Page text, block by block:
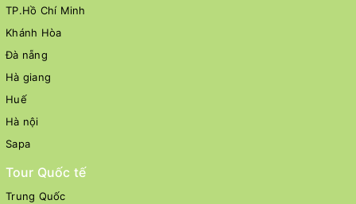
TP.Hồ Chí Minh
Khánh Hòa
Đà nẵng
Hà giang
Huế
Hà nội
Sapa
Tour Quốc tế
Trung Quốc